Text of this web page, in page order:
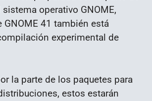
operativo GNOME,
GNOME 41 también está
experimental de
la parte de los paquetes para
estos estarán